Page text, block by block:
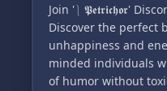
Join '⎱ 𝕻𝖊𝖙𝖗𝖎𝖈𝖍𝖔𝖗'
Discover the perfect
unhappiness and
minded individuals
of humor without